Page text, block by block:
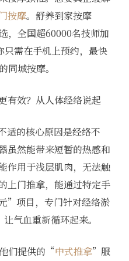
按摩。舒养到家按摩
，全国超60000名技师加
只需在手机上预约，最快
同城按摩。
有效？从人体经络说起
的核心原因是经络不
虽然能带来短暂的热感和
作用于浅层肌肉，无法触
上门推拿，能通过特定手
”项目，专门针对经络淤
气血重新循环起来。
们提供的“中式推拿”服